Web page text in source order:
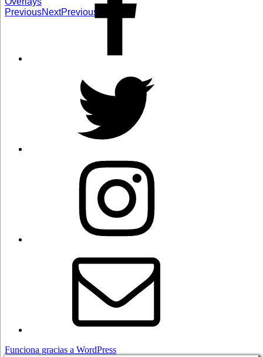
PreviousNextPrevious
Funciona gracias a WordPress